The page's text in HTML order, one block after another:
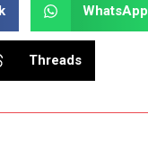
WhatsApp
Threads